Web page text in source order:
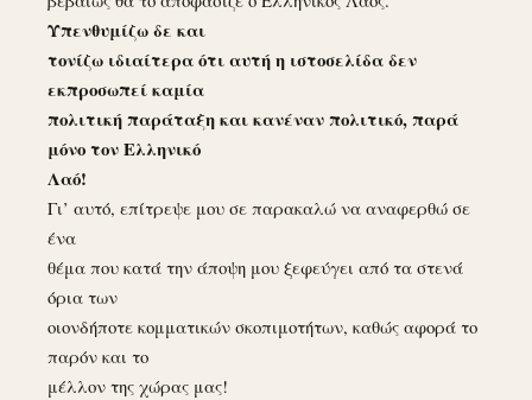
Υπενθυμίζω δε και
τονίζω ιδιαίτερα ότι αυτή η ιστοσελίδα δεν
εκπροσωπεί καμία
πολιτική παράταξη και κανέναν πολιτικό, παρά
μόνο τον Ελληνικό
Λαό!
Γι’ αυτό, επίτρεψε μου σε παρακαλώ να αναφερθώ σε
ένα
θέμα που κατά την άποψη μου ξεφεύγει από τα στενά
όρια των
οιονδήποτε κομματικών σκοπιμοτήτων, καθώς αφορά το
παρόν και το
μέλλον της χώρας μας!